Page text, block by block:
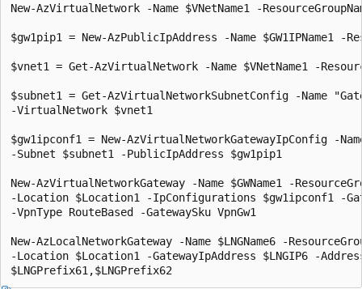
New-AzVirtualNetwork -Name $VNetName1 -
$gw1pip1 = New-AzPublicIpAddress -Name $GW1IPName1
$vnet1 = Get-AzVirtualNetwork -Name $VNetName1 -
$subnet1 = Get-AzVirtualNetworkSubnetConfig -Name
-VirtualNetwork $vnet1
$gw1ipconf1 = New-AzVirtualNetworkGatewayIpConfig -
-Subnet $subnet1 -PublicIpAddress $gw1pip1
New-AzVirtualNetworkGateway -Name $GWName1 -
-Location $Location1 -IpConfigurations $gw1ipconf1 -
-VpnType RouteBased -GatewaySku VpnGw1
New-AzLocalNetworkGateway -Name $LNGName6 -
-Location $Location1 -GatewayIpAddress $LNGIP6 -